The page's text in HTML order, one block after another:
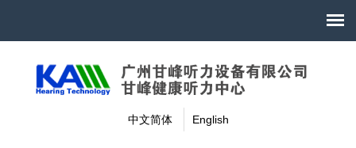
中文简体 English